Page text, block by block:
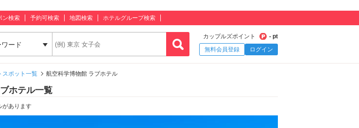
ン検索 予約可検索 地図検索 ホテルグループ検索
ード
カップルズポイント
- pt
無料会員登録
ログイン
スポット一覧 航空科学博物館 ラブホテル
ホテル一覧
があります